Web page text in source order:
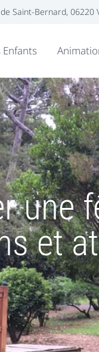
Saint-Bernard, 06220
Enfants
une
et